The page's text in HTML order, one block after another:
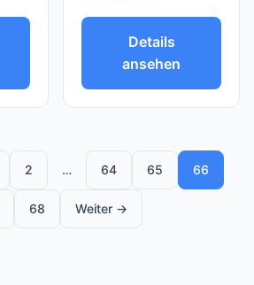
Details
ansehen
2 … 64 65 66
68 Weiter →